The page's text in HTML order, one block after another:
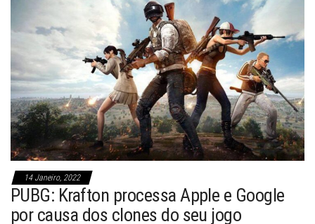
14 Janeiro, 2022
PUBG: Krafton processa Apple e Google
por causa dos clones do seu jogo